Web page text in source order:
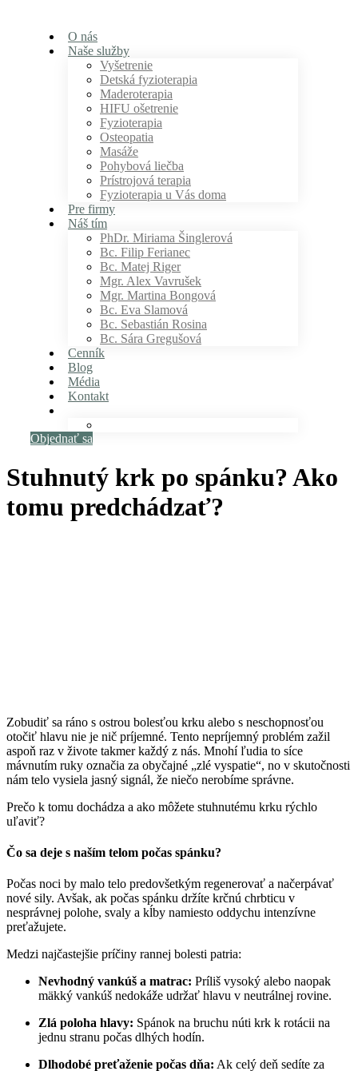
O nás
Naše služby
Vyšetrenie
Detská fyzioterapia
Maderoterapia
HIFU ošetrenie
Fyzioterapia
Osteopatia
Masáže
Pohybová liečba
Prístrojová terapia
Fyzioterapia u Vás doma
Pre firmy
Náš tím
PhDr. Miriama Šinglerová
Bc. Filip Ferianec
Bc. Matej Riger
Mgr. Alex Vavrušek
Mgr. Martina Bongová
Bc. Eva Slamová
Bc. Sebastián Rosina
Bc. Sára Gregušová
Cenník
Blog
Média
Kontakt
Objednať sa
Stuhnutý krk po spánku? Ako
tomu predchádzať?
Zobudiť sa ráno s ostrou bolesťou krku alebo s neschopnosťou
otočiť hlavu nie je nič príjemné. Tento nepríjemný problém zažil
aspoň raz v živote takmer každý z nás. Mnohí ľudia to síce
mávnutím ruky označia za obyčajné „zlé vyspatie“, no v skutočnosti
nám telo vysiela jasný signál, že niečo nerobíme správne.
Prečo k tomu dochádza a ako môžete stuhnutému krku rýchlo
uľaviť?
Čo sa deje s naším telom počas spánku?
Počas noci by malo telo predovšetkým regenerovať a načerpávať
nové sily. Avšak, ak počas spánku držíte krčnú chrbticu v
nesprávnej polohe, svaly a kĺby namiesto oddychu intenzívne
preťažujete.
Medzi najčastejšie príčiny rannej bolesti patria:
Nevhodný vankúš a matrac: Príliš vysoký alebo naopak
mäkký vankúš nedokáže udržať hlavu v neutrálnej rovine.
Zlá poloha hlavy: Spánok na bruchu núti krk k rotácii na
jednu stranu počas dlhých hodín.
Dlhodobé preťaženie počas dňa: Ak celý deň sedíte za